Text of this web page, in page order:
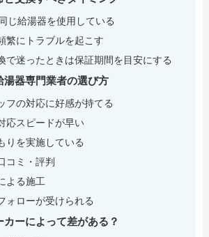
じ給湯器を使用している
繁にトラブルを起こす
で迷ったときは保証期間を目安にする
湯器専門業者の選び方
フの対応に好感が持てる
応スピードが早い
りを実施している
コミ・評判
よる施工
ォローが受けられる
カーによって差がある？